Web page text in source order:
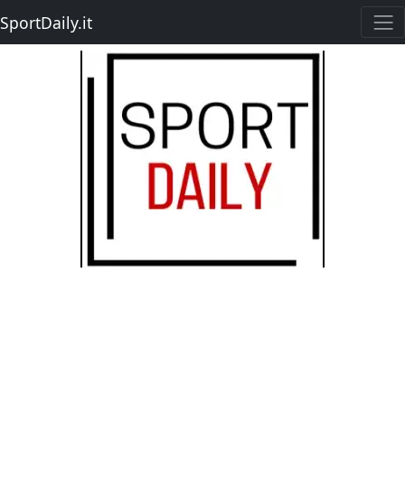
SportDaily.it